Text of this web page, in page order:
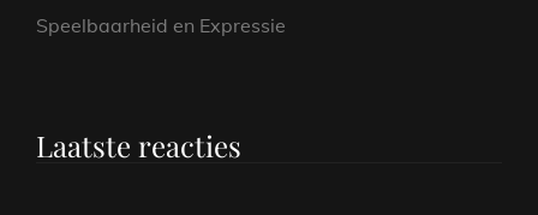
Speelbaarheid en Expressie
Laatste reacties